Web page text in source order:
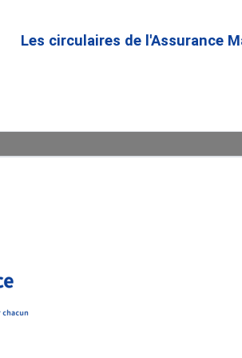
Les circulaires de l'Assurance